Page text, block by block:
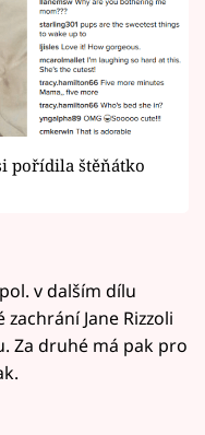
pořídila štěňátko
v dalším dílu
Jane Rizzoli
Za druhé má pak pro